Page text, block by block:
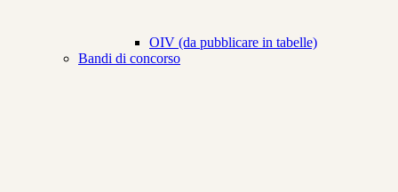
OIV (da pubblicare in tabelle)
Bandi di concorso